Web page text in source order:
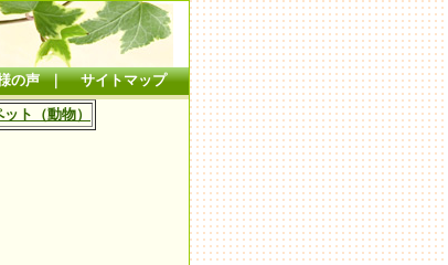
の声｜ サイトマップ
ット（動物）